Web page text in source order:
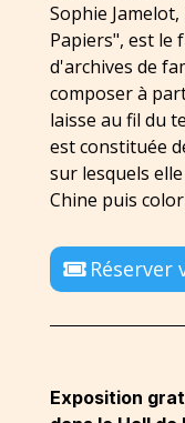
Sophie
Papiers", est
d'archives de
composer à
laisse au fil du
est constituée
sur lesquels
Chine puis
Réserver
Exposition